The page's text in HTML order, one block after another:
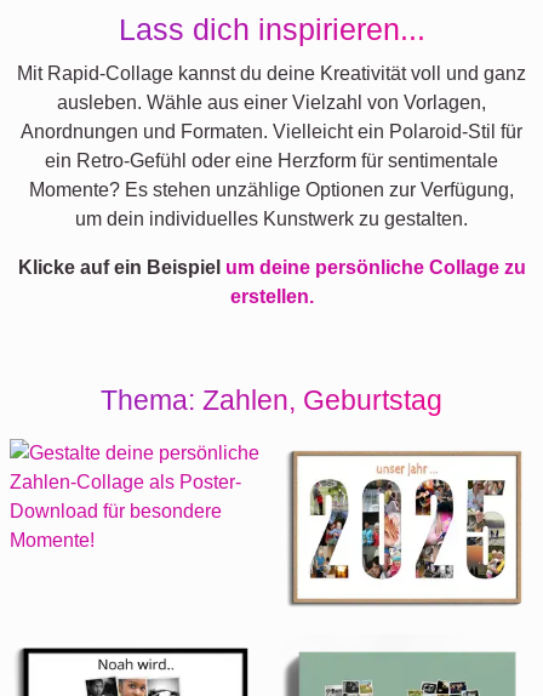
Lass dich inspirieren...
Mit Rapid-Collage kannst du deine Kreativität voll und ganz
ausleben. Wähle aus einer Vielzahl von Vorlagen,
Anordnungen und Formaten. Vielleicht ein Polaroid-Stil für
ein Retro-Gefühl oder eine Herzform für sentimentale
Momente? Es stehen unzählige Optionen zur Verfügung,
um dein individuelles Kunstwerk zu gestalten.
Klicke auf ein Beispiel um deine persönliche Collage zu
erstellen.
Thema: Zahlen, Geburtstag